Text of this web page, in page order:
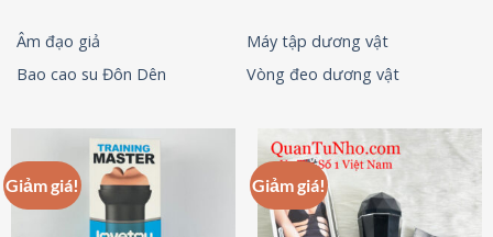
Âm đạo giả
Máy tập dương vật
Bao cao su Đôn Dên
Vòng đeo dương vật
Giảm giá! Giảm giá!